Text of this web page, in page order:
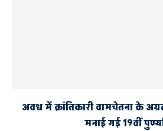
अवध में क्रांतिकारी वामचेतना के
मनाई गई 19वीं